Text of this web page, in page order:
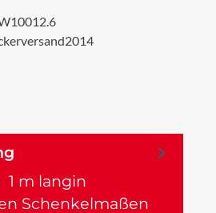
m langin
Schenkelmaßen